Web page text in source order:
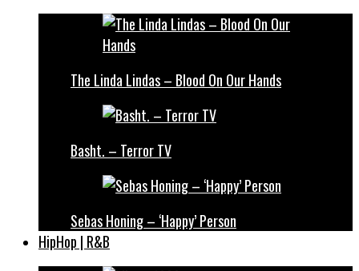
The Linda Lindas – Blood On Our Hands
Basht. – Terror TV
Sebas Honing – ‘Happy’ Person
HipHop | R&B